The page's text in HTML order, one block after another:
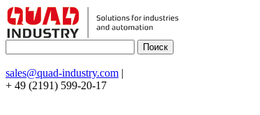
sales@quad-industry.com |
+ 49 (2191) 599-20-17